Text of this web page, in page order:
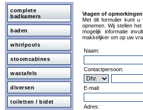
complete
badkamers
baden
whirlpools
stoomcabines
wastafels
diversen
toiletten / bidet
Vragen of
Met dit formulier kunt u
opnemen. Wij stellen
mogelijk informatie
makkelijker om op uw
Naam:
Contactpersoon:
E-mail:
Adres: